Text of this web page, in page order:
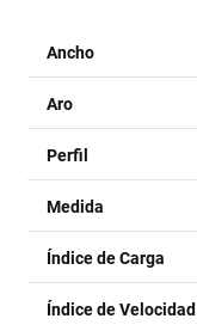
Ancho
Aro
Perfil
Medida
Índice de Carga
Índice de Velocidad